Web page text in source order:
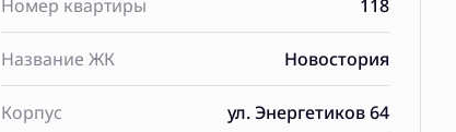
Номер квартиры 118
Название ЖК Новостория
Корпус ул. Энергетиков 64